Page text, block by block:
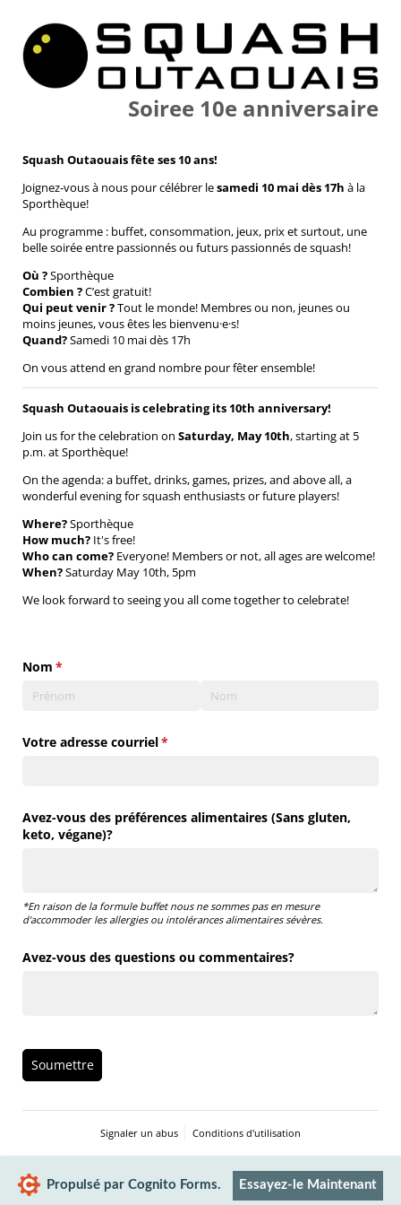
Soiree 10e anniversaire
Squash Outaouais fête ses 10 ans!
Joignez-vous à nous pour célébrer lesamedi 10 mai dès 17h à la
Sporthèque!
Au programme : buffet, consommation, jeux, prix et surtout, une
belle soirée entre passionnés ou futurs passionnés de squash!
Où ?Sporthèque
Combien ?C’est gratuit!
Qui peut venir ?Tout le monde! Membres ou non, jeunes ou
moins jeunes, vous êtes les bienvenu·e·s!
Quand?Samedi 10 mai dès 17h
On vous attend en grand nombre pour fêter ensemble!
Squash Outaouais is celebrating its 10th anniversary!
Join us for the celebration on Saturday, May 10th, starting at 5
p.m. at Sporthèque!
On the agenda: a buffet, drinks, games, prizes, and above all, a
wonderful evening for squash enthusiasts or future players!
Where?Sporthèque
How much? It's free!
Who can come? Everyone! Members or not, all ages are welcome!
When?Saturday May 10th, 5pm
We look forward to seeing you all come together to celebrate!
Nom *
(requis)
Votre adresse courriel*
(requis)
Avez-vous des préférences alimentaires (Sans gluten,
keto, végane)?
*En raison de la formule buffet nous ne sommes pas en mesure
d'accommoder les allergies ou intolérances alimentaires sévères.
Avez-vous des questions ou commentaires?
Soumettre
Signaler un abus Conditions d'utilisation
Propulsé par Cognito Forms. Essayez-le Maintenant